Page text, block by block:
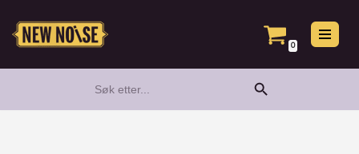
Hopp
0
for:
Search Button